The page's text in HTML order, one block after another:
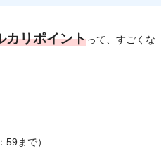
カリポイントって、すごくな
まで）